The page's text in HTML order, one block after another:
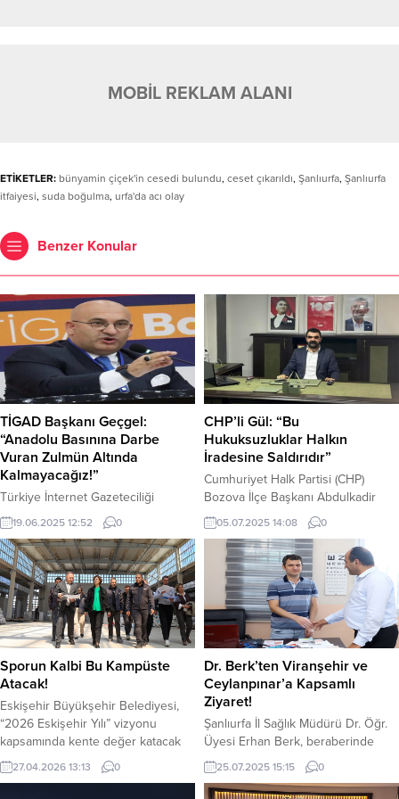
MOBİL REKLAM ALANI
ETİKETLER: bünyamin çiçek'in cesedi bulundu, ceset çıkarıldı, Şanlıurfa, Şanlıurfa
itfaiyesi, suda boğulma, urfa'da acı olay
Benzer Konular
TİGAD Başkanı Geçgel:
“Anadolu Basınına Darbe
Vuran Zulmün Altında
Kalmayacağız!”
Türkiye İnternet Gazeteciliği
Derneği (TİGAD) Genel Başkanı
Okan Geçgel, hükümetin
uygulamaya koyduğu tasarruf
tedbirleri kapsamında yerel basının
gelir kaynaklarının kesilmesine sert
tepki gösterdi. Geçgel, Anadolu
Basınının susturulmak istendiğini
belirterek, “Basının üç kuruşluk
ekmeğinden tasarruf olmaz”
dedi.“Kapılarımıza kilit vurmaya
hazırız”Geçgel, Hazine ve Maliye
Bakanı Mehmet Şimşek’in
yürüttüğü ekonomi programına
eleştirilerde bulunarak,...
19.06.2025 12:52 0
CHP’li Gül: “Bu
Hukuksuzluklar Halkın
İradesine Saldırıdır”
Cumhuriyet Halk Partisi (CHP)
Bozova İlçe Başkanı Abdulkadir
Gül, bu sabah CHP’li belediye
başkanlarına yönelik
gerçekleştirilen gözaltı
operasyonlarını kınadı.
Operasyonun siyasi amaçlarla
yapıldığını belirten Gül, “Bu
uygulamalar, halkın sandıkta verdiği
karara doğrudan müdahaledir”
ifadelerini kullandı. Gül
açıklamasında şu ifadeleri kullandı:
“Bugün gözaltına alınan belediye
başkanlarımız, seçimle halktan
aldığı yetkiyi hakkıyla...
05.07.2025 14:08 0
Sporun Kalbi Bu Kampüste
Atacak!
Eskişehir Büyükşehir Belediyesi,
“2026 Eskişehir Yılı” vizyonu
kapsamında kente değer katacak
dev bir projeyi daha hayata
geçiriyor. 5 bin 250 metrekare
27.04.2026 13:13 0
Dr. Berk’ten Viranşehir ve
Ceylanpınar’a Kapsamlı
Ziyaret!
Şanlıurfa İl Sağlık Müdürü Dr. Öğr.
Üyesi Erhan Berk, beraberinde
Hizmet Başkanları ile birlikte
Viranşehir ve Ceylanpınar
ilçelerinde sağlık tesislerini ziyaret
25.07.2025 15:15 0